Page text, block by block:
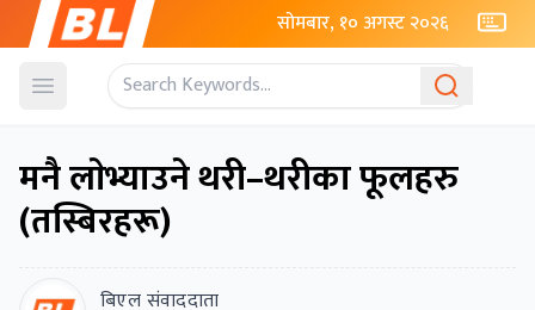
सोमबार, १० अगस्ट २०२६
Open menu
मनै लाेभ्याउने थरी–थरीका फूलहरु
(तस्बिरहरू)
बिएल संवाददाता